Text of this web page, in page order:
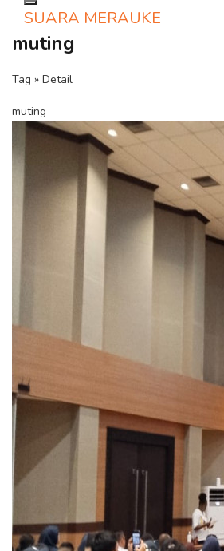
Toggle navigation
SUARA MERAUKE
muting
Tag » Detail
muting